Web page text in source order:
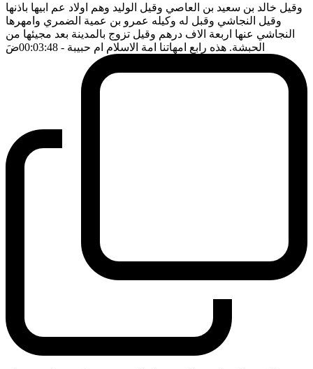
وقيل خالد بن سعيد بن العاصي وقيل الوليد وهم اولاد عم ابيها باذنها
وقيل النجاشي وقبل له وكيله عمرو بن عمية الضمري وامهرها
النجاشي عنها اربعة الاف درهم وقيل تزوج بالمدينة بعد مجيئها من
الحبشة. هذه رابع امهاتنا امة الاسلام ام حبيبة - 00:03:48 ضَ